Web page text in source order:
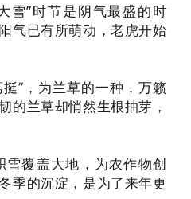
雪”时节是阴气最盛的时
气已有所萌动，老虎开始
挺”，为兰草的一种，万籁
的兰草却悄然生根抽芽，
雪覆盖大地，为农作物创
季的沉淀，是为了来年更